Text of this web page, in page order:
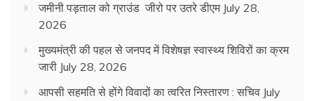
जमीनी पड़ताल को ग्राउंड जीरो पर उतरे डीएम July 28,
2026
मुख्यमंत्री की पहल से जनपद में विशेषज्ञ स्वास्थ्य शिविरों का क्रम
जारी July 28, 2026
आपसी सहमति से होंगे विवादों का त्वरित निस्तारण : सचिव July